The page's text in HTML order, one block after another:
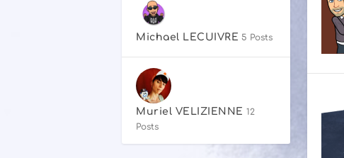
Michael LECUIVRE 5 Posts
Muriel VELIZIENNE 12
Posts